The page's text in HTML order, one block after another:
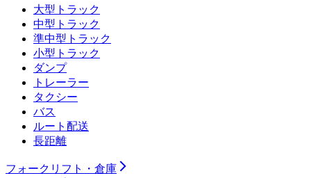
大型トラック
中型トラック
準中型トラック
小型トラック
ダンプ
トレーラー
タクシー
バス
ルート配送
長距離
フォークリフト・倉庫